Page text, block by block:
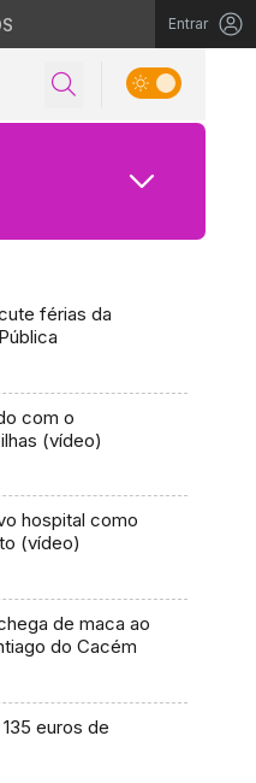
Entrar
férias da
com o
(vídeo)
hospital como
(vídeo)
de maca ao
do Cacém
euros de